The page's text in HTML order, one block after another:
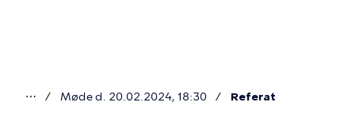
⋯ Møde d. 20.02.2024, 18:30 Referat